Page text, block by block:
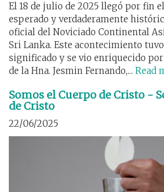
El 18 de julio de 2025 llegó por fin
esperado y verdaderamente
oficial del Noviciado Continental
Sri Lanka. Este acontecimiento
significado y se vio enriquecido
de la Hna. Jesmin Fernando,... Read
Somos el Cuerpo de Cristo -
de Cristo
22/06/2025